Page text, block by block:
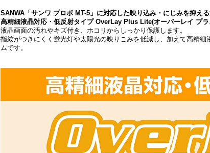
SANWA「サンワ プロポ MT-5」に対応した映り込み・にじみを抑える
高精細液晶対応・低反射タイプ OverLay Plus Lite(オーバーレイ プラ
液晶画面の汚れやキズ付き、ホコリからしっかり保護します。
指紋がつきにくく蛍光灯や太陽光の映りこみを低減し、加えて高精
ムです。